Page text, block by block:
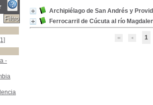
Archipiélago de San Andrés y
Ferrocarril de Cúcuta al río
1
[1]
-
-Administración Pública